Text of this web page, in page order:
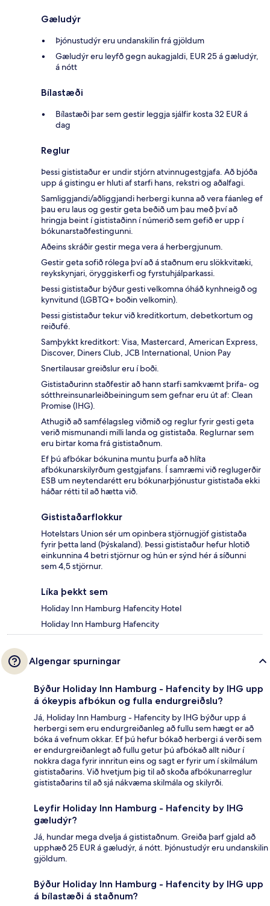
Gæludýr
Þjónustudýr eru undanskilin frá gjöldum
Gæludýr eru leyfð gegn aukagjaldi, EUR 25 á gæludýr,
á nótt
Bílastæði
Bílastæði þar sem gestir leggja sjálfir kosta 32 EUR á
dag
Reglur
Þessi gististaður er undir stjórn atvinnugestgjafa. Að bjóða
upp á gistingu er hluti af starfi hans, rekstri og aðalfagi.
Samliggjandi/aðliggjandi herbergi kunna að vera fáanleg ef
þau eru laus og gestir geta beðið um þau með því að
hringja beint í gististaðinn í númerið sem gefið er upp í
bókunarstaðfestingunni.
Aðeins skráðir gestir mega vera á herbergjunum.
Gestir geta sofið rólega því að á staðnum eru slökkvitæki,
reykskynjari, öryggiskerfi og fyrstuhjálparkassi.
Þessi gististaður býður gesti velkomna óháð kynhneigð og
kynvitund (LGBTQ+ boðin velkomin).
Þessi gististaður tekur við kreditkortum, debetkortum og
reiðufé.
Samþykkt kreditkort: Visa, Mastercard, American Express,
Discover, Diners Club, JCB International, Union Pay
Snertilausar greiðslur eru í boði.
Gististaðurinn staðfestir að hann starfi samkvæmt þrifa- og
sótthreinsunarleiðbeiningum sem gefnar eru út af: Clean
Promise (IHG).
Athugið að samfélagsleg viðmið og reglur fyrir gesti geta
verið mismunandi milli landa og gististaða. Reglurnar sem
eru birtar koma frá gististaðnum.
Ef þú afbókar bókunina muntu þurfa að hlíta
afbókunarskilyrðum gestgjafans. Í samræmi við reglugerðir
ESB um neytendarétt eru bókunarþjónustur gististaða ekki
háðar rétti til að hætta við.
Gististaðarflokkur
Hotelstars Union sér um opinbera stjörnugjöf gististaða
fyrir þetta land (Þýskaland). Þessi gististaður hefur hlotið
einkunnina 4 betri stjörnur og hún er sýnd hér á síðunni
sem 4,5 stjörnur.
Líka þekkt sem
Holiday Inn Hamburg Hafencity Hotel
Holiday Inn Hamburg Hafencity
Algengar spurningar
Býður Holiday Inn Hamburg - Hafencity by IHG upp
á ókeypis afbókun og fulla endurgreiðslu?
Já, Holiday Inn Hamburg - Hafencity by IHG býður upp á
herbergi sem eru endurgreiðanleg að fullu sem hægt er að
bóka á vefnum okkar. Ef þú hefur bókað herbergi á verði sem
er endurgreiðanlegt að fullu getur þú afbókað allt niður í
nokkra daga fyrir innritun eins og sagt er fyrir um í skilmálum
gististaðarins. Við hvetjum þig til að skoða afbókunarreglur
gististaðarins til að sjá nákvæma skilmála og skilyrði.
Leyfir Holiday Inn Hamburg - Hafencity by IHG
gæludýr?
Já, hundar mega dvelja á gististaðnum. Greiða þarf gjald að
upphæð 25 EUR á gæludýr, á nótt. Þjónustudýr eru undanskilin
gjöldum.
Býður Holiday Inn Hamburg - Hafencity by IHG upp
á bílastæði á staðnum?